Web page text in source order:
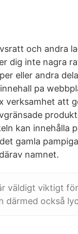
och andra
dig inte nagra
eller andra
pa
verksamhet att
kan innehålla
gamla
namnet.
väldigt viktigt
därmed också